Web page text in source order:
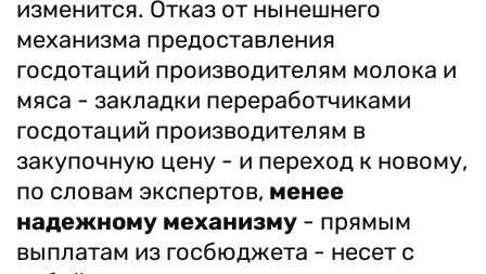
изменится. Отказ от нынешнего
механизма предоставления
госдотаций производителям молока и
мяса - закладки переработчиками
госдотаций производителям в
закупочную цену - и переход к новому,
по словам экспертов, менее
надежному механизму - прямым
выплатам из госбюджета - несет с